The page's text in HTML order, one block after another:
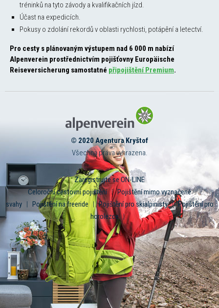
tréninků na tyto závody a kvalifikačních jízd.
Účast na expedicích.
Pokusy o zdolání rekordů v oblasti rychlosti, potápění a letectví.
Pro cesty s plánovaným výstupem nad 6 000 m nabízí
Alpenverein prostřednictvím pojišťovny Europäische
Reiseversicherung samostatné připojištění Premium.
© 2020 Agentura Kryštof
Všechna práva vyhrazena.
Zaregistrujte se ON-LINE
Celoroční cestovní pojištění|Pojištění mimo vyznačené
svahy| Pojištění na freeride |Pojištění pro skialpinisty|Pojištění pro
horolezce|